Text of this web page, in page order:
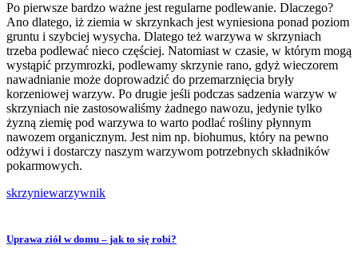
Po pierwsze bardzo ważne jest regularne podlewanie. Dlaczego?
Ano dlatego, iż ziemia w skrzynkach jest wyniesiona ponad poziom
gruntu i szybciej wysycha. Dlatego też warzywa w skrzyniach
trzeba podlewać nieco częściej. Natomiast w czasie, w którym mogą
wystąpić przymrozki, podlewamy skrzynie rano, gdyż wieczorem
nawadnianie może doprowadzić do przemarznięcia bryły
korzeniowej warzyw. Po drugie jeśli podczas sadzenia warzyw w
skrzyniach nie zastosowaliśmy żadnego nawozu, jedynie tylko
żyzną ziemię pod warzywa to warto podlać rośliny płynnym
nawozem organicznym. Jest nim np. biohumus, który na pewno
odżywi i dostarczy naszym warzywom potrzebnych składników
pokarmowych.
skrzyniewarzywnik
Uprawa ziół w domu – jak to się robi?